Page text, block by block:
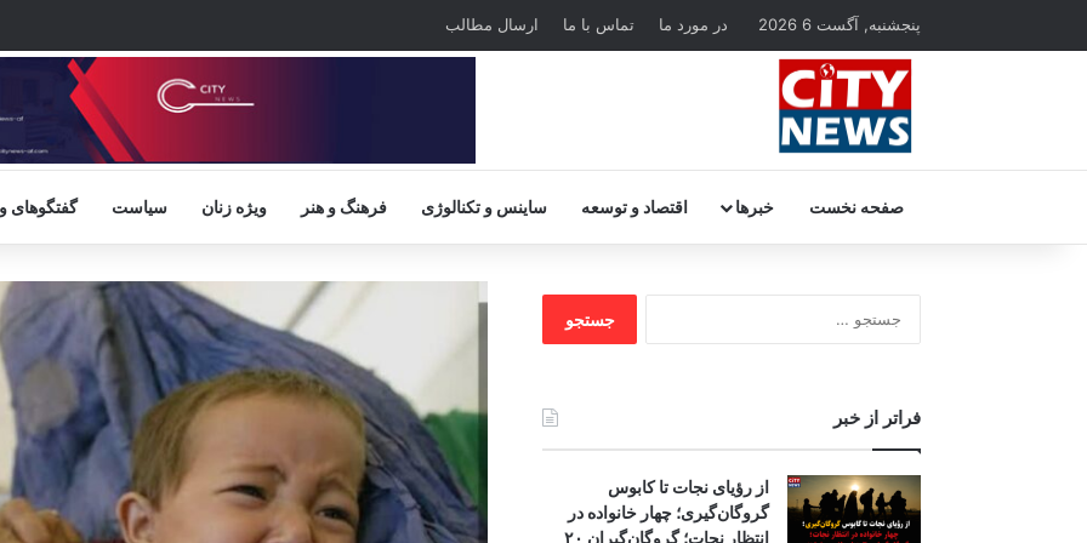
پنجشنبه, آگست 6 2026 در مورد ما تماس با ما ارسال مطالب
صفحه نخست خبرها اقتصاد و توسعه ساینس و تکنالوژی فرهنگ و هنر ویژه زنان سیاست گفتگوهای
برای:
فراتر از خبر
از رؤیای نجات تا کابوس
گروگان‌گیری؛ چهار خانواده در
انتظار نجات؛ گروگان‌گیران ۲۰